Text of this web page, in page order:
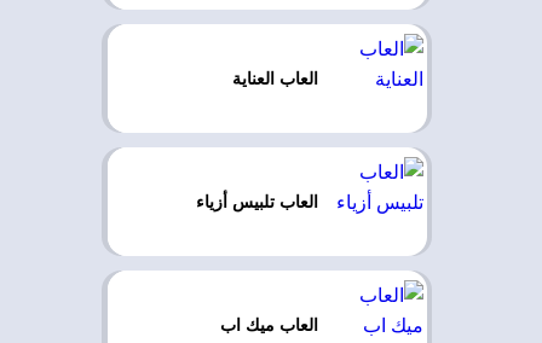
العاب العناية
العاب تلبيس أزياء
العاب ميك اب